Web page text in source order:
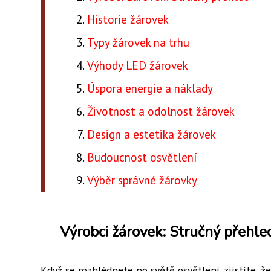
Historie žárovek
Typy žárovek na trhu
Výhody LED žárovek
Úspora energie a náklady
Životnost a odolnost žárovek
Design a estetika žárovek
Budoucnost osvětlení
Výběr správné žárovky
Výrobci žárovek: Stručný